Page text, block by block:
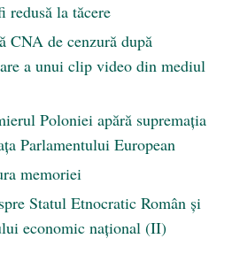
redusă la tăcere
CNA de cenzură după
a unui clip video din mediul
Poloniei apără supremația
Parlamentului European
memoriei
Statul Etnocratic Român şi
economic naţional (II)